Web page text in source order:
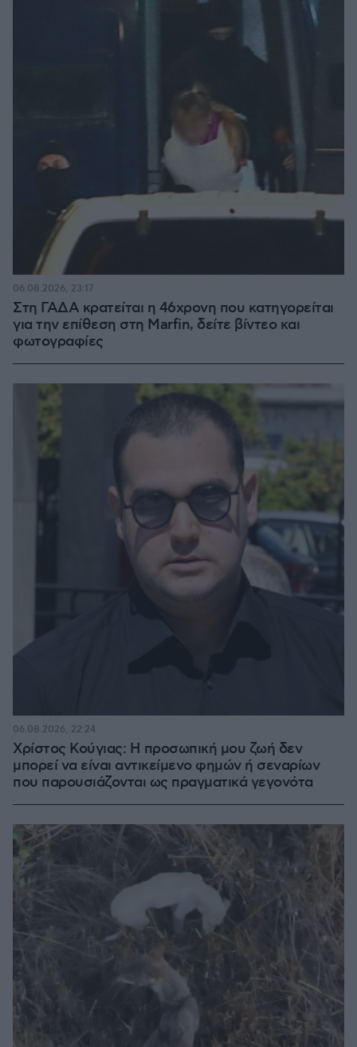
Στη ΓΑΔΑ κρατείται η 46χρονη που κατηγορείται
για την επίθεση στη Marfin, δείτε βίντεο και
φωτογραφίες
06.08.2026, 23:17
Χρίστος Κούγιας: Η προσωπική μου ζωή δεν
μπορεί να είναι αντικείμενο φημών ή σεναρίων
που παρουσιάζονται ως πραγματικά γεγονότα
06.08.2026, 22:24